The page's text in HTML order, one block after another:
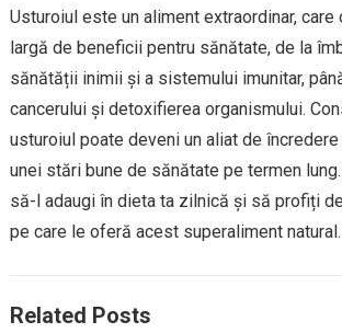
Usturoiul este un aliment extraordinar, care
largă de beneficii pentru sănătate, de la
sănătății inimii și a sistemului imunitar,
cancerului și detoxifierea organismului.
usturoiul poate deveni un aliat de
unei stări bune de sănătate pe termen
să-l adaugi în dieta ta zilnică și să profiți
pe care le oferă acest superaliment natural.
Related Posts